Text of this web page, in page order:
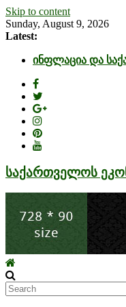
Skip to content
Sunday, August 9, 2026
Latest:
ინფლაცია და
მიგრაციისა და
EU-ის
სარგებელი
უძრავი ქონების
საქართველოს